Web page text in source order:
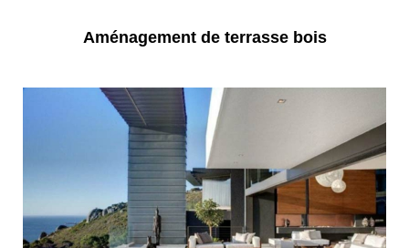
Aménagement de terrasse bois